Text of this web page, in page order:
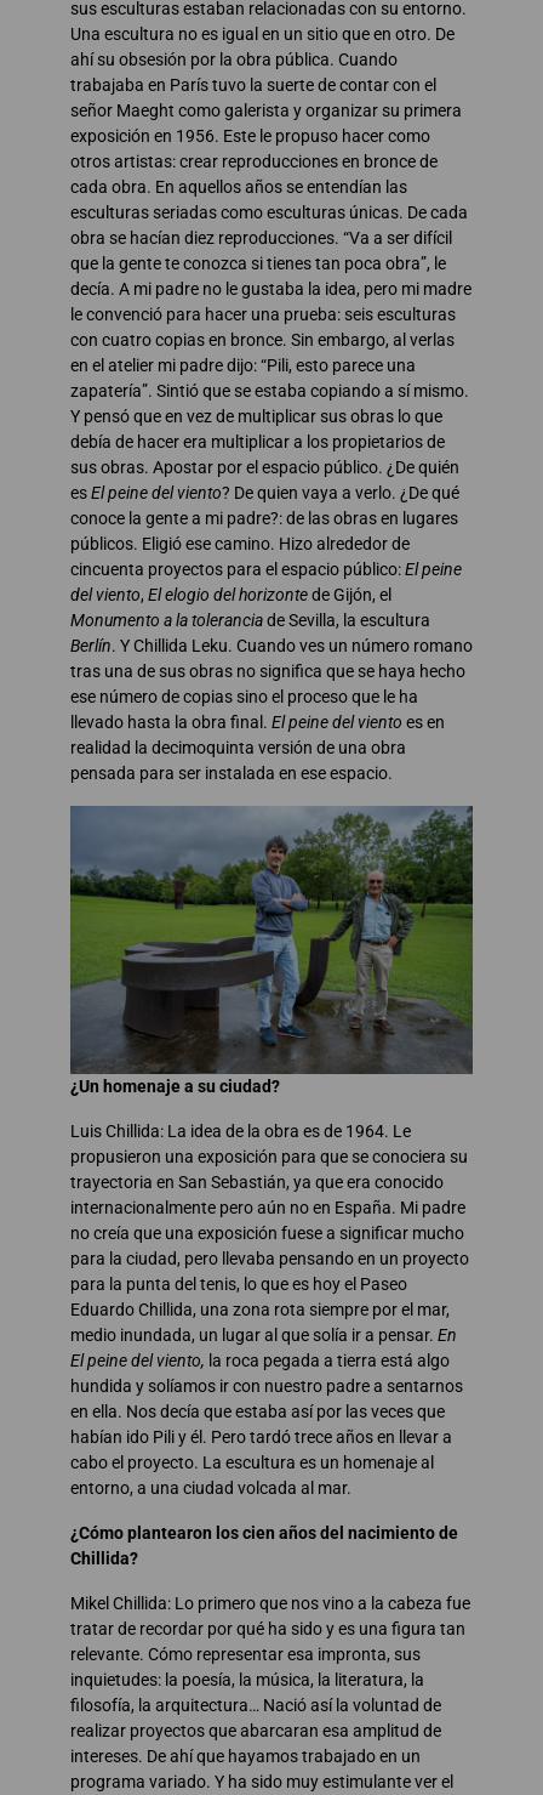
sus esculturas estaban relacionadas con su entorno.
Una escultura no es igual en un sitio que en otro. De
ahí su obsesión por la obra pública. Cuando
trabajaba en París tuvo la suerte de contar con el
señor Maeght como galerista y organizar su primera
exposición en 1956. Este le propuso hacer como
otros artistas: crear reproducciones en bronce de
cada obra. En aquellos años se entendían las
esculturas seriadas como esculturas únicas. De cada
obra se hacían diez reproducciones. “Va a ser difícil
que la gente te conozca si tienes tan poca obra”, le
decía. A mi padre no le gustaba la idea, pero mi madre
le convenció para hacer una prueba: seis esculturas
con cuatro copias en bronce. Sin embargo, al verlas
en el atelier mi padre dijo: “Pili, esto parece una
zapatería”. Sintió que se estaba copiando a sí mismo.
Y pensó que en vez de multiplicar sus obras lo que
debía de hacer era multiplicar a los propietarios de
sus obras. Apostar por el espacio público. ¿De quién
esEl peine del viento? De quien vaya a verlo. ¿De qué
conoce la gente a mi padre?: de las obras en lugares
públicos. Eligió ese camino. Hizo alrededor de
cincuenta proyectos para el espacio público:El peine
del viento, El elogio del horizontede Gijón, el
Monumento a la toleranciade Sevilla, la escultura
Berlín. Y Chillida Leku. Cuando ves un número romano
tras una de sus obras no significa que se haya hecho
ese número de copias sino el proceso que le ha
llevado hasta la obra final. El peine del viento es en
realidad la decimoquinta versión de una obra
pensada para ser instalada en ese espacio.
¿Un homenaje a su ciudad?
Luis Chillida: La idea de la obra es de 1964. Le
propusieron una exposición para que se conociera su
trayectoria en San Sebastián, ya que era conocido
internacionalmente pero aún no en España. Mi padre
no creía que una exposición fuese a significar mucho
para la ciudad, pero llevaba pensando en un proyecto
para la punta del tenis, lo que es hoy el Paseo
Eduardo Chillida, una zona rota siempre por el mar,
medio inundada, un lugar al que solía ir a pensar. En
El peine del viento, la roca pegada a tierra está algo
hundida y solíamos ir con nuestro padre a sentarnos
en ella. Nos decía que estaba así por las veces que
habían ido Pili y él. Pero tardó trece años en llevar a
cabo el proyecto. La escultura es un homenaje al
entorno, a una ciudad volcada al mar.
¿Cómo plantearon los cien años del nacimiento de
Chillida?
Mikel Chillida: Lo primero que nos vino a la cabeza fue
tratar de recordar por qué ha sido y es una figura tan
relevante. Cómo representar esa impronta, sus
inquietudes: la poesía, la música, la literatura, la
filosofía, la arquitectura… Nació así la voluntad de
realizar proyectos que abarcaran esa amplitud de
intereses. De ahí que hayamos trabajado en un
programa variado. Y ha sido muy estimulante ver el